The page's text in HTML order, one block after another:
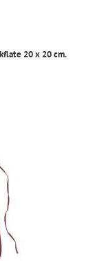
20 x 20 cm.